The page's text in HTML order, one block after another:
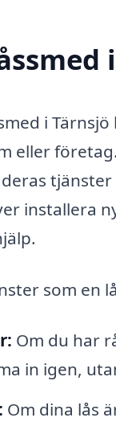
i
eller
installera
som en
Om du har
in igen,
Om dina lås